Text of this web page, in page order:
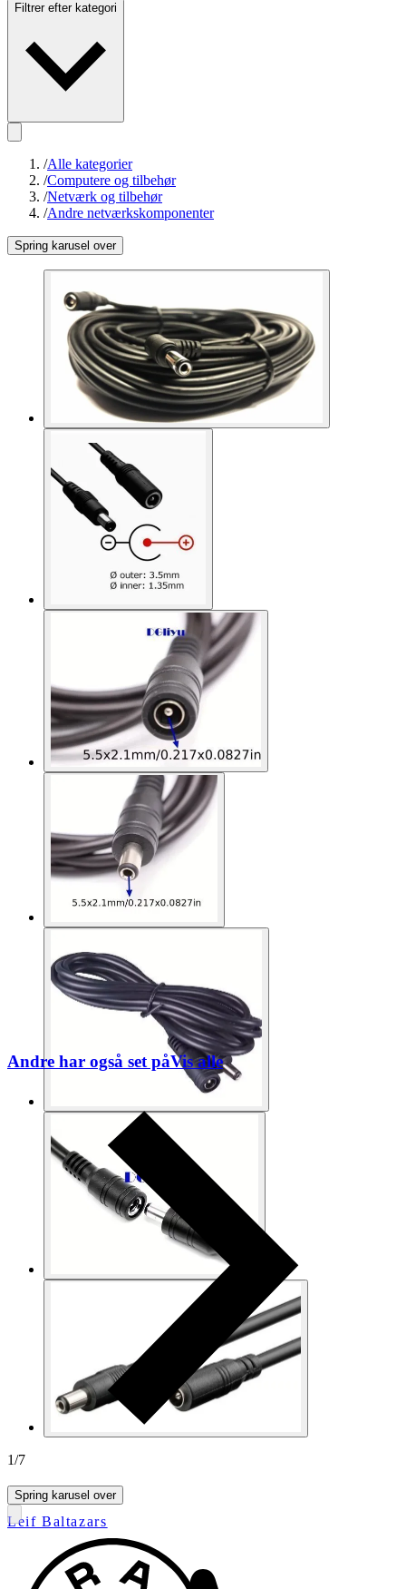
Filtrer efter kategori
/Alle kategorier
/Computere og tilbehør
/Netværk og tilbehør
/Andre netværkskomponenter
Spring karusel over
1/7
Leif Baltazars
Andre har også set påVis alle
Spring karusel over